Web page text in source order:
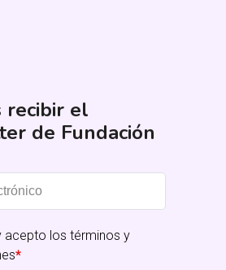
recibir el
de Fundación
acepto los términos y
*